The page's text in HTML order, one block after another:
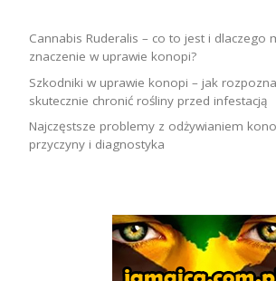
Cannabis Ruderalis – co to jest i dlaczego
znaczenie w uprawie konopi?
Szkodniki w uprawie konopi – jak
skutecznie chronić rośliny przed infestacją
Najczęstsze problemy z odżywianiem
przyczyny i diagnostyka